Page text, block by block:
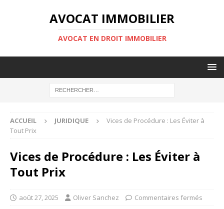
AVOCAT IMMOBILIER
AVOCAT EN DROIT IMMOBILIER
ACCUEIL JURIDIQUE
Vices de Procédure : Les Éviter à
Tout Prix
Vices de Procédure : Les Éviter à
Tout Prix
août 27, 2025 Oliver Sanchez Commentaires fermés